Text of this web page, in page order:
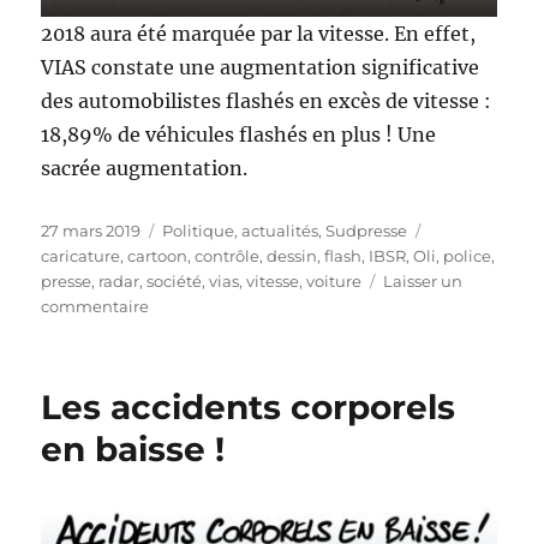
2018 aura été marquée par la vitesse. En effet,
VIAS constate une augmentation significative
des automobilistes flashés en excès de vitesse :
18,89% de véhicules flashés en plus ! Une
sacrée augmentation.
Publié
le
27 mars 2019 Catégories
Politique, actualités,Sudpresse
caricature,cartoon,contrôle,dessin,flash, IBSR,Oli, police,
presse, radar,société,vias,vitesse,voiture
Laisser un
commentairesur
plus
!
Les accidents corporels
en baisse !